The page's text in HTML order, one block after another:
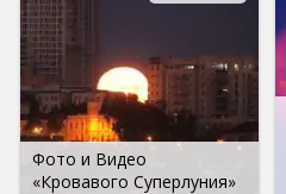
Фото и Видео
«Кровавого Суперлуния»